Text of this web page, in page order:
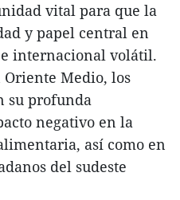
vital para que la
y papel central en
internacional volátil.
Medio, los
su profunda
negativo en la
así como en
del sudeste